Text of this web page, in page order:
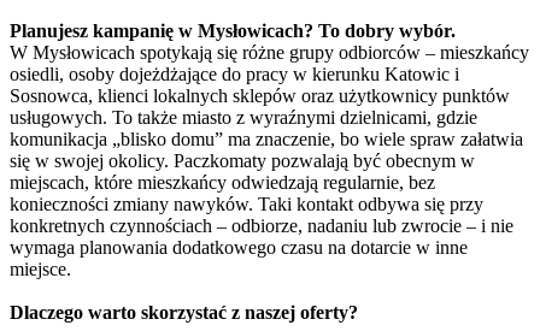
Planujesz kampanię w Mysłowicach? To dobry wybór.
W Mysłowicach spotykają się różne grupy odbiorców – mieszkańcy
osiedli, osoby dojeżdżające do pracy w kierunku Katowic i
Sosnowca, klienci lokalnych sklepów oraz użytkownicy punktów
usługowych. To także miasto z wyraźnymi dzielnicami, gdzie
komunikacja „blisko domu” ma znaczenie, bo wiele spraw załatwia
się w swojej okolicy. Paczkomaty pozwalają być obecnym w
miejscach, które mieszkańcy odwiedzają regularnie, bez
konieczności zmiany nawyków. Taki kontakt odbywa się przy
konkretnych czynnościach – odbiorze, nadaniu lub zwrocie – i nie
wymaga planowania dodatkowego czasu na dotarcie w inne
miejsce.
Dlaczego warto skorzystać z naszej oferty?